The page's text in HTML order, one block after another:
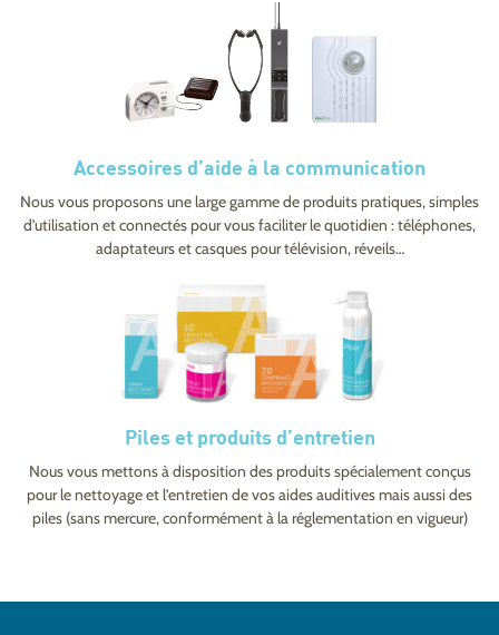
Accessoires d’aide à la communication
Nous vous proposons une large gamme de produits pratiques, simples
d’utilisation et connectés pour vous faciliter le quotidien : téléphones,
adaptateurs et casques pour télévision, réveils…
Piles et produits d’entretien
Nous vous mettons à disposition des produits spécialement conçus
pour le nettoyage et l’entretien de vos aides auditives mais aussi des
piles (sans mercure, conformément à la réglementation en vigueur)